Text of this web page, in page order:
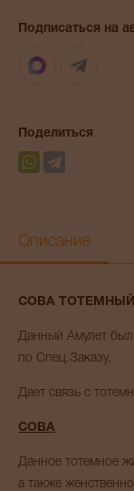
Подписаться на
Max
Поделиться
Описание
СОВА ТОТЕМНЫЙ
Данный Амулет
по Спец.Заказу.
Дает связь с
СОВА
Данное тотемное
а также